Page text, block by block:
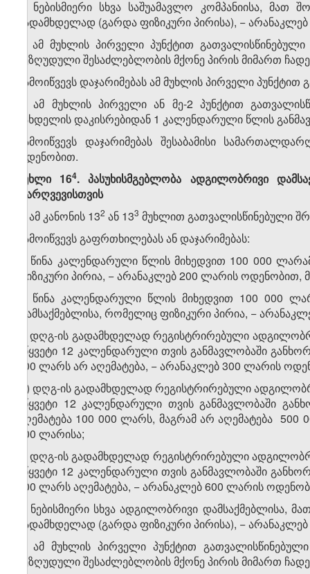
ვ) ნებისმიერი სხვა საშუამავლო კომპანიისა,
გადამხდელად (გარდა ფიზიკური პირისა), −
2. ამ მუხლის პირველი პუნქტით
შეზღუდული შესაძლებლობის მქონე პირის მიმართ
გამოიწვევს დაჯარიმებას ამ მუხლის პირველი
3. ამ მუხლის პირველი ან მე-2 პუნქტით
სახდელის დაკისრებიდან 1 კალენდარული წლის
გამოიწვევს დაჯარიმებას შესაბამისი
ოდენობით.
მუხლი 16​4. პასუხისმგებლობა ადგილობრივი
დარღვევისთვის
1. ამ კანონის 13​2 ან 13​3 მუხლით გათვალისწინებული
გამოიწვევს გაფრთხილებას ან დაჯარიმებას:
ა) წინა კალენდარული წლის მიხედვით 100 000
ფიზიკური პირია, − არანაკლებ 200 ლარის ოდენობით,
ბ) წინა კალენდარული წლის მიხედვით 100 000
დამსაქმებლისა, რომელიც ფიზიკური პირია, −
გ) დღგ-ის გადამხდელად რეგისტრირებული
უწყვეტი 12 კალენდარული თვის განმავლობაში
000 ლარს არ აღემატება, − არანაკლებ 300 ლარის
დ) დღგ-ის გადამხდელად რეგისტრირებული
უწყვეტი 12 კალენდარული თვის განმავლობაში
აღემატება 100 000 ლარს, მაგრამ არ აღემატება
900 ლარისა;
ე) დღგ-ის გადამხდელად რეგისტრირებული
უწყვეტი 12 კალენდარული თვის განმავლობაში
000 ლარს აღემატება, − არანაკლებ 600 ლარის
ვ) ნებისმიერი სხვა ადგილობრივი
გადამხდელად (გარდა ფიზიკური პირისა), −
2. ამ მუხლის პირველი პუნქტით
შეზღუდული შესაძლებლობის მქონე პირის მიმართ